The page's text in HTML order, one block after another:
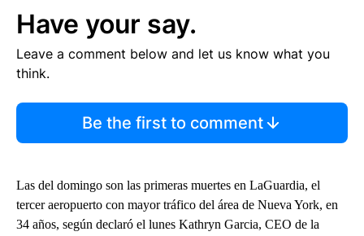
Have your say.
Leave a comment below and let us know what you
think.
Be the first to comment
Las del domingo son las primeras muertes en LaGuardia, el
tercer aeropuerto con mayor tráfico del área de Nueva York, en
34 años, según declaró el lunes Kathryn Garcia, CEO de la